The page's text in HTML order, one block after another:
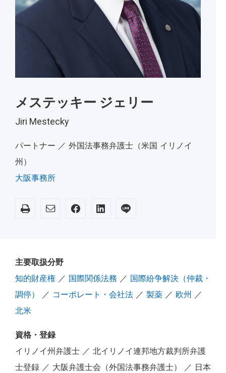
メステッキー ジェリー
Jiri Mestecky
パートナー ／ 外国法事務弁護士（米国 イリノイ
州）
大阪事務所
主要取扱分野
知的財産権 ／ 国際関係法務 ／ 国際紛争解決（仲裁・
調停）
／ コーポレート・会社法 ／ 製薬 ／ 欧州 ／
北米
資格・登録
イリノイ州弁護士 ／ 北イリノイ連邦地方裁判所弁護
士登録 ／ 大阪弁護士会（外国法事務弁護士） ／ 日本